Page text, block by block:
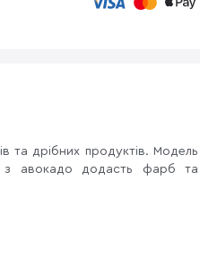
та дрібних продуктів. Модель
з авокадо додасть фарб та